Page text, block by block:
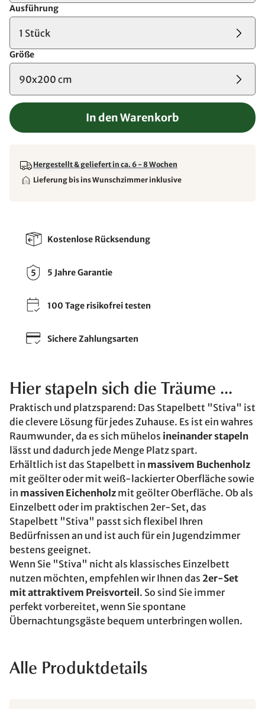
Ausführung
1 Stück
Größe
90x200 cm
In den Warenkorb
Hergestellt & geliefert in ca. 6 - 8 Wochen
Lieferung bis ins Wunschzimmer inklusive
Kostenlose Rücksendung
5 Jahre Garantie
100 Tage risikofrei testen
Sichere Zahlungsarten
Hier stapeln sich die Träume ...
Praktisch und platzsparend: Das Stapelbett "Stiva" ist
die clevere Lösung für jedes Zuhause. Es ist ein wahres
Raumwunder, da es sich mühelos ineinander stapeln
lässt und dadurch jede Menge Platz spart.
Erhältlich ist das Stapelbett in massivem Buchenholz
mit geölter oder mit weiß-lackierter Oberfläche sowie
in massiven Eichenholz mit geölter Oberfläche. Ob als
Einzelbett oder im praktischen 2er-Set, das
Stapelbett "Stiva" passt sich flexibel Ihren
Bedürfnissen an und ist auch für ein Jugendzimmer
bestens geeignet.
Wenn Sie "Stiva" nicht als klassisches Einzelbett
nutzen möchten, empfehlen wir Ihnen das 2er-Set
mit attraktivem Preisvorteil . So sind Sie immer
perfekt vorbereitet, wenn Sie spontane
Übernachtungsgäste bequem unterbringen wollen.
Alle Produktdetails